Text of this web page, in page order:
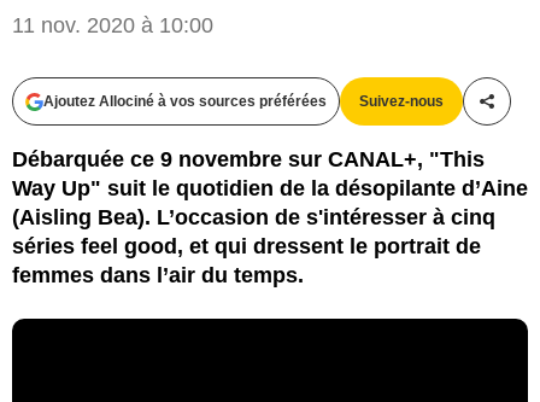
11 nov. 2020 à 10:00
Ajoutez Allociné à vos sources préférées Suivez-nous
Débarquée ce 9 novembre sur CANAL+, "This
Way Up" suit le quotidien de la désopilante d’Aine
(Aisling Bea). L’occasion de s'intéresser à cinq
séries feel good, et qui dressent le portrait de
femmes dans l’air du temps.